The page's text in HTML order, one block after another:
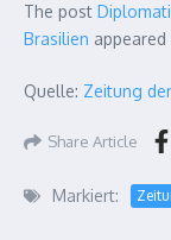
The post
Brasilien
Quelle: Zeitung
Share Article
Markiert: